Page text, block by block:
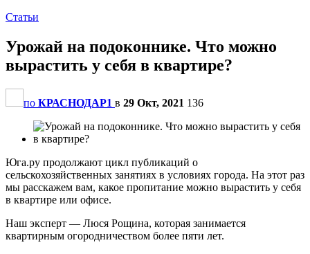
Статьи
Урожай на подоконнике. Что можно
вырастить у себя в квартире?
по КРАСНОДАР1 в 29 Окт, 2021 136
Юга.ру продолжают цикл публикаций о
сельскохозяйственных занятиях в условиях города. На этот раз
мы расскажем вам, какое пропитание можно вырастить у себя
в квартире или офисе.
Наш эксперт — Люся Рощина, которая занимается
квартирным огородничеством более пяти лет.